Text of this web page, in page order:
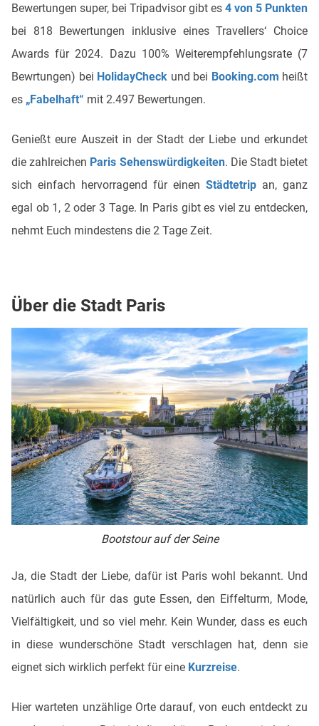
Bewertungen super, bei Tripadvisor gibt es 4 von 5 Punkten
bei 818 Bewertungen inklusive eines Travellers‘ Choice
Awards für 2024. Dazu 100% Weiterempfehlungsrate (7
Bewrtungen) bei HolidayCheck und bei Booking.com heißt
es „Fabelhaft“ mit 2.497 Bewertungen.
Genießt eure Auszeit in der Stadt der Liebe und erkundet
die zahlreichen Paris Sehenswürdigkeiten. Die Stadt bietet
sich einfach hervorragend für einen Städtetrip an, ganz
egal ob 1, 2 oder 3 Tage. In Paris gibt es viel zu entdecken,
nehmt Euch mindestens die 2 Tage Zeit.
Über die Stadt Paris
Bootstour auf der Seine
Ja, die Stadt der Liebe, dafür ist Paris wohl bekannt. Und
natürlich auch für das gute Essen, den Eiffelturm, Mode,
Vielfältigkeit, und so viel mehr. Kein Wunder, dass es euch
in diese wunderschöne Stadt verschlagen hat, denn sie
eignet sich wirklich perfekt für eine Kurzreise.
Hier warteten unzählige Orte darauf, von euch entdeckt zu